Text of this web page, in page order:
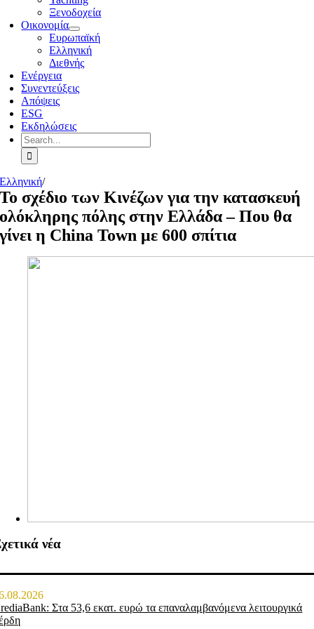
Ξενοδοχεία
Οικονομία
Ευρωπαϊκή
Ελληνική
Διεθνής
Ενέργεια
Συνεντεύξεις
Απόψεις
ESG
Εκδηλώσεις
Search
for:
Ελληνική/
Το σχέδιο των Κινέζων για την κατασκευή
ολόκληρης πόλης στην Ελλάδα – Που θα
γίνει η China Town με 600 σπίτια
νέα
Στα 53,6 εκατ. ευρώ τα επαναλαμβανόμενα λειτουργικά